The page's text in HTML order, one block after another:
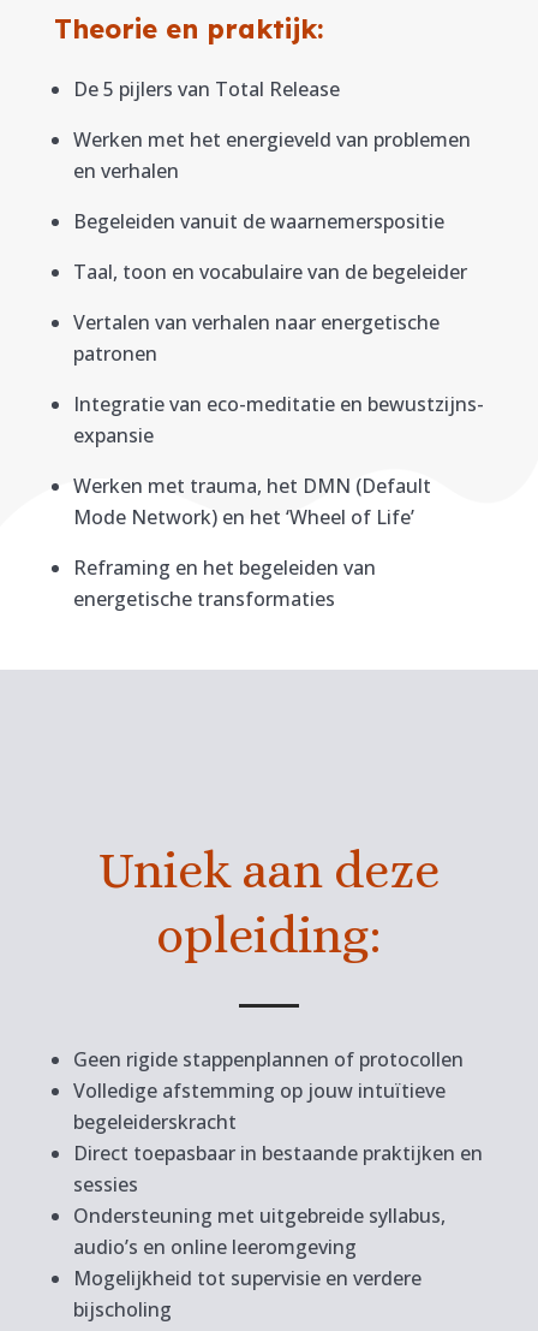
Theorie en praktijk:
De 5 pijlers van Total Release
Werken met het energieveld van problemen
en verhalen
Begeleiden vanuit de waarnemerspositie
Taal, toon en vocabulaire van de begeleider
Vertalen van verhalen naar energetische
patronen
Integratie van eco-meditatie en bewustzijns-
expansie
Werken met trauma, het DMN (Default
Mode Network) en het ‘Wheel of Life’
Reframing en het begeleiden van
energetische transformaties
Uniek aan deze
opleiding:
Geen rigide stappenplannen of protocollen
Volledige afstemming op jouw intuïtieve
begeleiderskracht
Direct toepasbaar in bestaande praktijken en
sessies
Ondersteuning met uitgebreide syllabus,
audio’s en online leeromgeving
Mogelijkheid tot supervisie en verdere
bijscholing